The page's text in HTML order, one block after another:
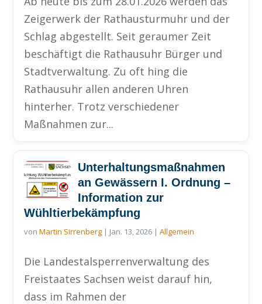
Zeigerwerk der Rathausturmuhr und der
Schlag abgestellt. Seit geraumer Zeit
beschäftigt die Rathausuhr Bürger und
Stadtverwaltung. Zu oft hing die
Rathausuhr allen anderen Uhren
hinterher. Trotz verschiedener
Maßnahmen zur...
Unterhaltungsmaßnahmen
an Gewässern I. Ordnung –
Information zur
Wühltierbekämpfung
vonMartin Sirrenberg | Jan. 13, 2026 |Allgemein
Die Landestalsperrenverwaltung des
Freistaates Sachsen weist darauf hin,
dass im Rahmen der